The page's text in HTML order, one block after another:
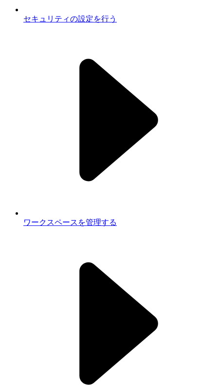
セキュリティの設定を行う
ワークスペースを管理する